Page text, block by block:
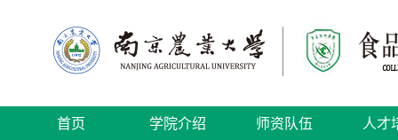
首页 学院介绍 师资队伍 人才